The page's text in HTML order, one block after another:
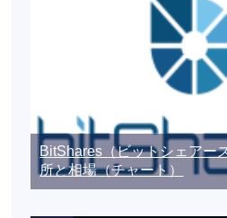
BitShares（ビットシェアー
所と相場（チャート）